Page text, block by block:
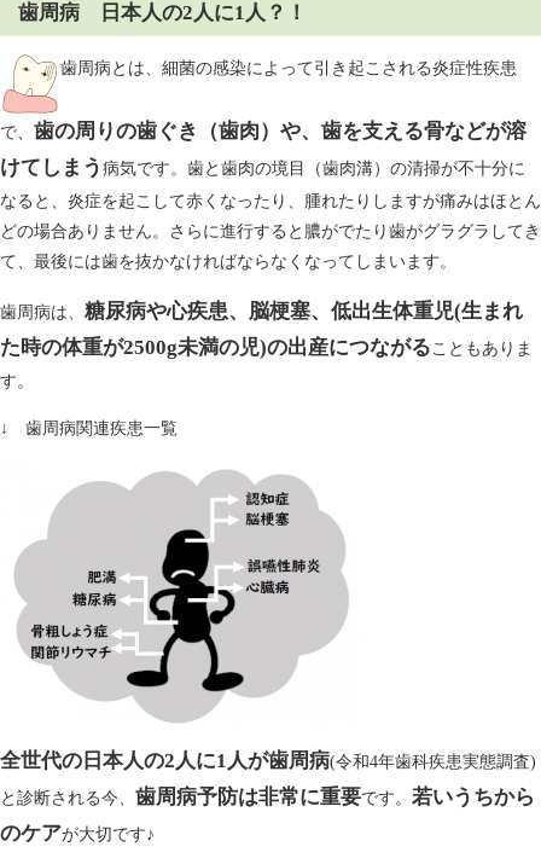
歯周病 日本人の2人に1人？！
歯周病とは、細菌の感染によって引き起こされる炎症性疾患
で、 歯の周りの歯ぐき（歯肉）や、歯を支える骨などが溶
けてしまう 病気です。歯と歯肉の境目（歯肉溝）の清掃が不十分に
なると、炎症を起こして赤くなったり、腫れたりしますが痛みはほとん
どの場合ありません。さらに進行すると膿がでたり歯がグラグラしてき
て、最後には歯を抜かなければならなくなってしまいます。
歯周病は、 糖尿病や心疾患、脳梗塞、低出生体重児(生まれ
た時の体重が2500g未満の児)の出産につながる こともありま
す。
↓ 歯周病関連疾患一覧
全世代の日本人の2人に1人が歯周病(令和4年歯科疾患実態調査)
と診断される今、 歯周病予防は非常に重要です。 若いうちから
のケアが大切です♪